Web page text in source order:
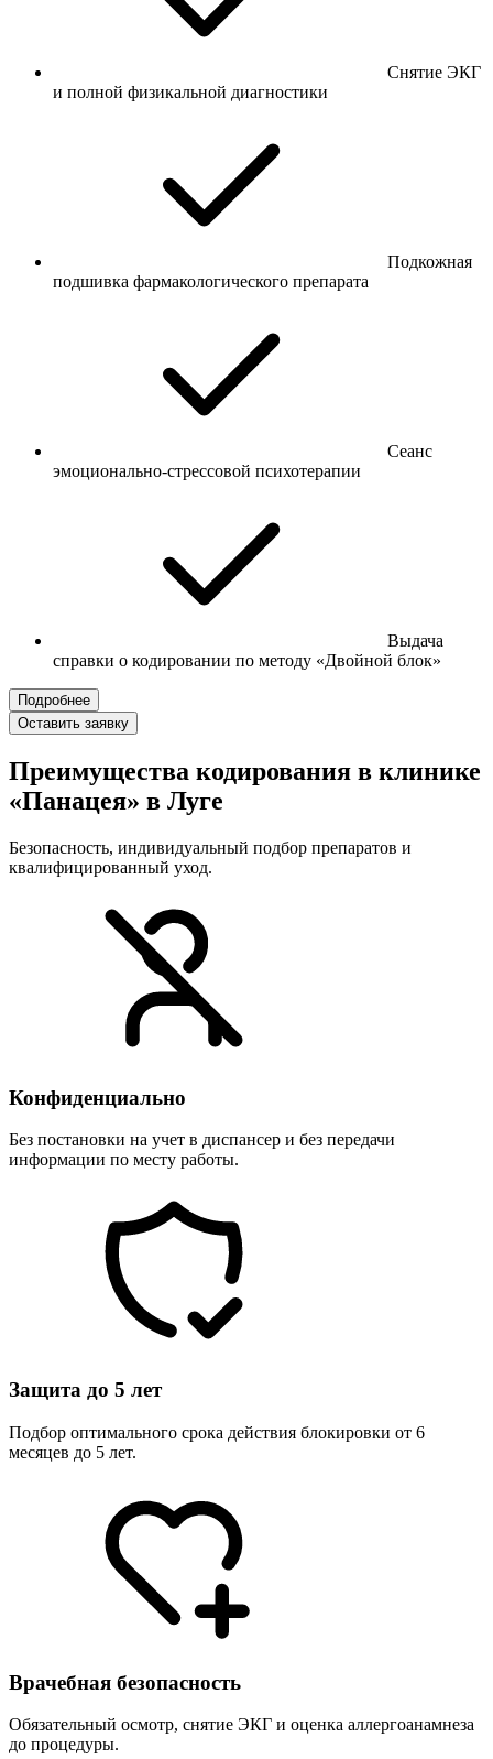
Снятие ЭКГ
и полной физикальной диагностики
Подкожная
подшивка фармакологического препарата
Сеанс
эмоционально-стрессовой психотерапии
Выдача
справки о кодировании по методу «Двойной блок»
Подробнее
Оставить заявку
Преимущества кодирования в клинике
«Панацея» в Луге
Безопасность, индивидуальный подбор препаратов и
квалифицированный уход.
Конфиденциально
Без постановки на учет в диспансер и без передачи
информации по месту работы.
Защита до 5 лет
Подбор оптимального срока действия блокировки от 6
месяцев до 5 лет.
Врачебная безопасность
Обязательный осмотр, снятие ЭКГ и оценка аллергоанамнеза
до процедуры.